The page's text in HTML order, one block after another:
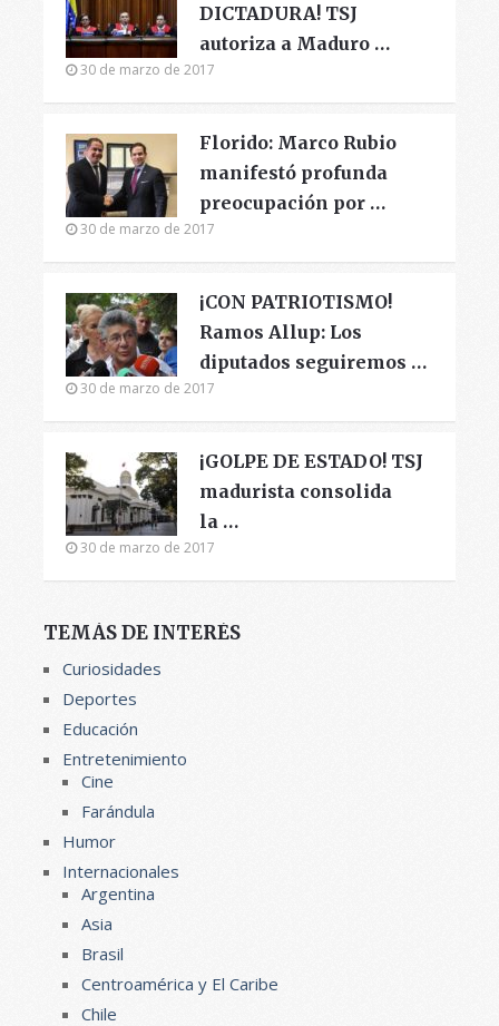
DICTADURA! TSJ
autoriza a Maduro …
30 de marzo de 2017
Florido: Marco Rubio
manifestó profunda
preocupación por …
30 de marzo de 2017
¡CON PATRIOTISMO!
Ramos Allup: Los
diputados seguiremos …
30 de marzo de 2017
¡GOLPE DE ESTADO! TSJ
madurista consolida
la …
30 de marzo de 2017
TEMÁS DE INTERÉS
Curiosidades
Deportes
Educación
Entretenimiento
Cine
Farándula
Humor
Internacionales
Argentina
Asia
Brasil
Centroamérica y El Caribe
Chile